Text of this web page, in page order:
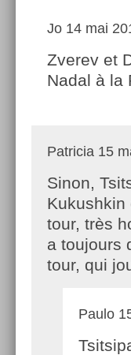
Jo 14 mai
Zverev et
Nadal à la
Patricia 15
Sinon,
Kukushkin
tour, très
a toujours
tour, qui
Paulo